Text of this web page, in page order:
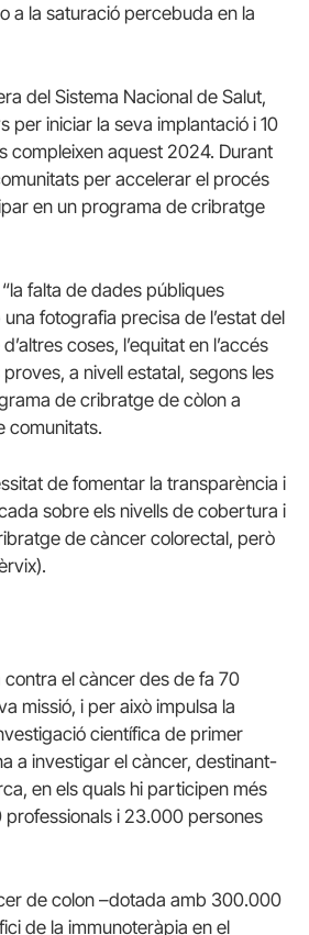
a la saturació percebuda en la
del Sistema Nacional de Salut,
per iniciar la seva implantació i 10
compleixen aquest 2024. Durant
per accelerar el procés
en un programa de cribratge
falta de dades públiques
fotografia precisa de l’estat del
coses, l’equitat en l’accés
a nivell estatal, segons les
de cribratge de còlon a
comunitats.
de fomentar la transparència i
sobre els nivells de cobertura i
de càncer colorectal, però
contra el càncer des de fa 70
missió, i per això impulsa la
científica de primer
a investigar el càncer, destinant-
en els quals hi participen més
i 23.000 persones
de colon –dotada amb 300.000
de la immunoteràpia en el